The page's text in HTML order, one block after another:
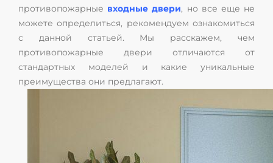
противопожарные входные двери, но все еще не
можете определиться, рекомендуем ознакомиться
с данной статьей. Мы расскажем, чем
противопожарные двери отличаются от
стандартных моделей и какие уникальные
преимущества они предлагают.